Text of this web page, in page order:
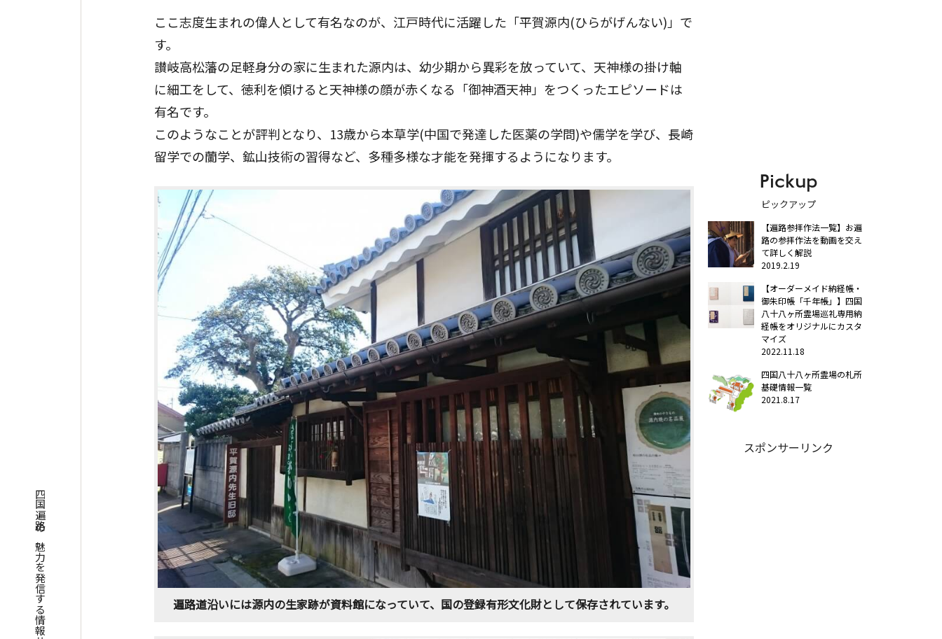
四国遍路の魅力を発信する情報サイト
ここ志度生まれの偉人として有名なのが、江戸時代に活躍した「平賀源内(ひらがげんない)」で
す。
讃岐高松藩の足軽身分の家に生まれた源内は、幼少期から異彩を放っていて、天神様の掛け軸
に細工をして、徳利を傾けると天神様の顔が赤くなる「御神酒天神」をつくったエピソードは
有名です。
このようなことが評判となり、13歳から本草学(中国で発達した医薬の学問)や儒学を学び、長崎
留学での蘭学、鉱山技術の習得など、多種多様な才能を発揮するようになります。
遍路道沿いには源内の生家跡が資料館になっていて、国の登録有形文化財として保存されています。
Pickup
ピックアップ
【遍路参拝作法一覧】お遍
路の参拝作法を動画を交え
て詳しく解説
2019.2.19
【オーダーメイド納経帳・
御朱印帳「千年帳」】四国
八十八ヶ所霊場巡礼専用納
経帳をオリジナルにカスタ
マイズ
2022.11.18
四国八十八ヶ所霊場の札所
基礎情報一覧
2021.8.17
スポンサーリンク